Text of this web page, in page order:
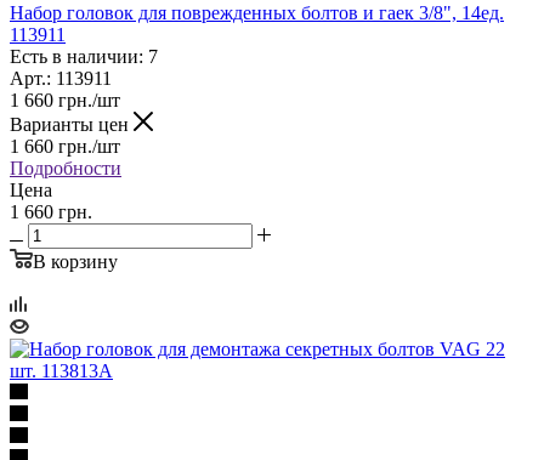
Набор головок для поврежденных болтов и гаек 3/8", 14ед.
113911
Есть в наличии: 7
Арт.: 113911
1 660 грн./шт
Варианты цен
1 660 грн./шт
Подробности
Цена
1 660 грн.
В корзину